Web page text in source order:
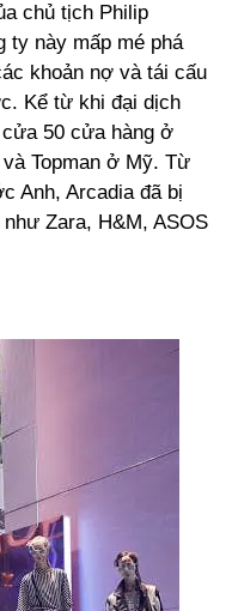
chủ tịch Philip
ty này mấp mé phá
khoản nợ và tái cấu
Kể từ khi đại dịch
50 cửa hàng ở
Topman ở Mỹ. Từ
Anh, Arcadia đã bị
Zara, H&M, ASOS